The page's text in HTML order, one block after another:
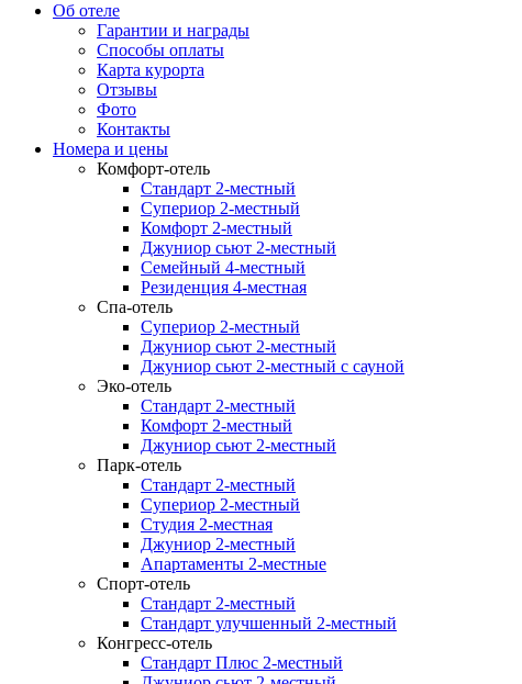
Об отеле
Гарантии и награды
Способы оплаты
Карта курорта
Отзывы
Фото
Контакты
Номера и цены
Комфорт-отель
Стандарт 2-местный
Супериор 2-местный
Комфорт 2-местный
Джуниор сьют 2-местный
Семейный 4-местный
Резиденция 4-местная
Спа-отель
Супериор 2-местный
Джуниор сьют 2-местный
Джуниор сьют 2-местный с сауной
Эко-отель
Стандарт 2-местный
Комфорт 2-местный
Джуниор сьют 2-местный
Парк-отель
Стандарт 2-местный
Супериор 2-местный
Студия 2-местная
Джуниор 2-местный
Апартаменты 2-местные
Спорт-отель
Стандарт 2-местный
Стандарт улучшенный 2-местный
Конгресс-отель
Стандарт Плюс 2-местный